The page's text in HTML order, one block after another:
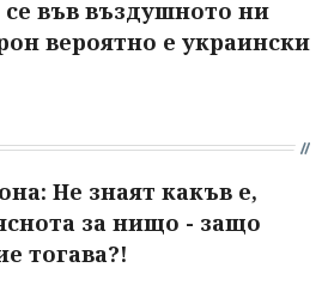
във въздушното ни
вероятно е украински
Не знаят какъв е,
за нищо - защо
тогава?!